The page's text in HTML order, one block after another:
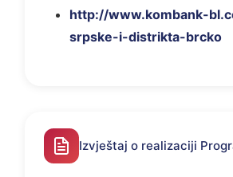
http://www.kombank-
srpske-i-distrikta-brcko
Izvještaj o realizaciji